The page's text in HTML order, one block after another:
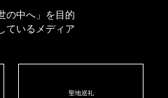
の中へ」を目的
ているメディア
聖地巡礼